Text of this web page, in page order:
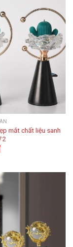
mắt chất liệu sanh